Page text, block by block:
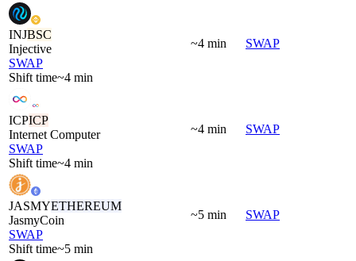
INJBSC
Injective
SWAP
Shift time~4 min
~4 min SWAP
ICPICP
Internet Computer
SWAP
Shift time~4 min
~4 min SWAP
JASMYETHEREUM
JasmyCoin
SWAP
Shift time~5 min
~5 min SWAP